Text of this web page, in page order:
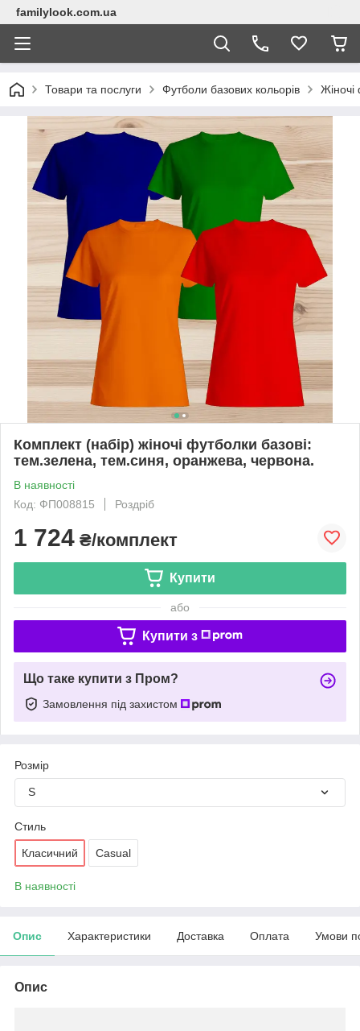
familylook.com.ua
Товари та послуги Футболи базових кольорів Жіночі
Комплект (набір) жіночі футболки базові:
тем.зелена, тем.синя, оранжева, червона.
В наявності
Код: ФП008815
Роздріб
1 724 ₴/комплект
Купити
або
Купити з
Що таке купити з Пром?
Замовлення під захистом
Розмір
S
Стиль
Класичний Casual
В наявності
Опис Характеристики Доставка Оплата Умови
Опис